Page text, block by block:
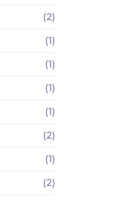
(2)
(1)
(1)
(1)
(1)
(2)
(1)
(2)